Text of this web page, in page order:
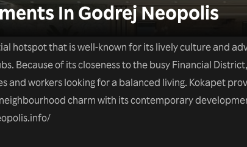
In Godrej Neopolis
hotspot that is well-known for its lively culture and
Because of its closeness to the busy Financial
and workers looking for a balanced living. Kokapet
charm with its contemporary